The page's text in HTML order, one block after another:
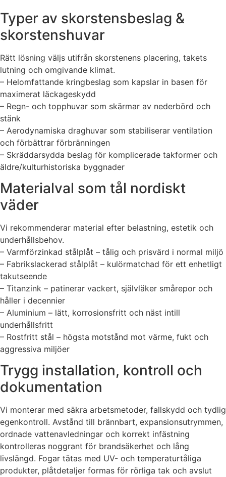
Typer av skorstensbeslag &
skorstenshuvar
Rätt lösning väljs utifrån skorstenens placering, takets
lutning och omgivande klimat.
– Helomfattande kringbeslag som kapslar in basen för
maximerat läckageskydd
– Regn- och topphuvar som skärmar av nederbörd och
stänk
– Aerodynamiska draghuvar som stabiliserar ventilation
och förbättrar förbränningen
– Skräddarsydda beslag för komplicerade takformer och
äldre/kulturhistoriska byggnader
Materialval som tål nordiskt
väder
Vi rekommenderar material efter belastning, estetik och
underhållsbehov.
– Varmförzinkad stålplåt – tålig och prisvärd i normal miljö
– Fabrikslackerad stålplåt – kulörmatchad för ett enhetligt
takutseende
– Titanzink – patinerar vackert, självläker smårepor och
håller i decennier
– Aluminium – lätt, korrosionsfritt och näst intill
underhållsfritt
– Rostfritt stål – högsta motstånd mot värme, fukt och
aggressiva miljöer
Trygg installation, kontroll och
dokumentation
Vi monterar med säkra arbetsmetoder, fallskydd och tydlig
egenkontroll. Avstånd till brännbart, expansionsutrymmen,
ordnade vattenavledningar och korrekt infästning
kontrolleras noggrant för brandsäkerhet och lång
livslängd. Fogar tätas med UV- och temperaturtåliga
produkter, plåtdetaljer formas för rörliga tak och avslut